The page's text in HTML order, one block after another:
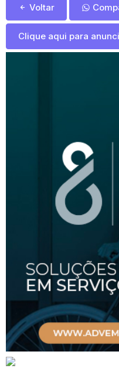
Voltar
Clique aqui para